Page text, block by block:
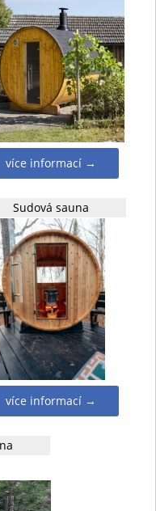
více informací →
Sudová sauna
více informací →